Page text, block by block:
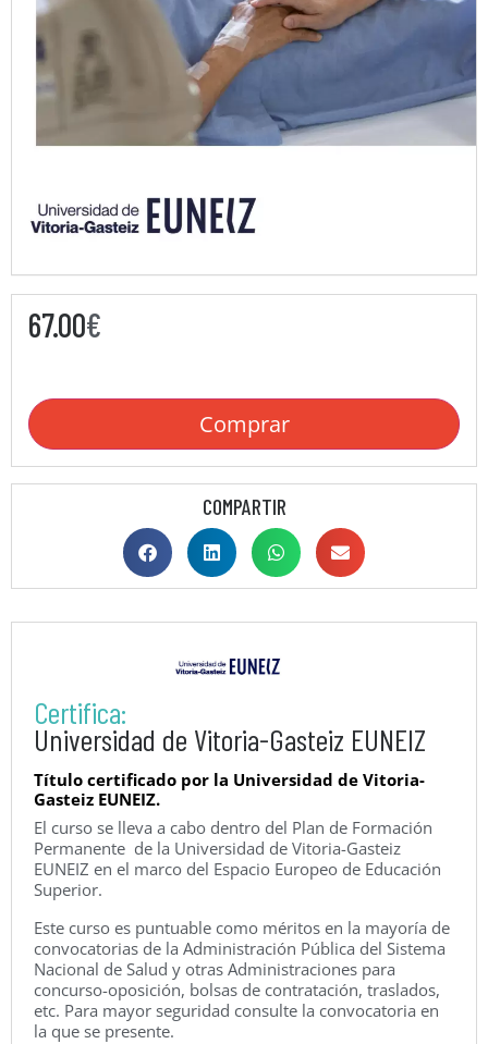
67.00€
Comprar
COMPARTIR
Certifica:
Universidad de Vitoria-Gasteiz EUNEIZ
Título certificado por la Universidad de Vitoria-
Gasteiz EUNEIZ.
El curso se lleva a cabo dentro del Plan de Formación
Permanente de la Universidad de Vitoria-Gasteiz
EUNEIZ en el marco del Espacio Europeo de Educación
Superior.
Este curso es puntuable como méritos en la mayoría de
convocatorias de la Administración Pública del Sistema
Nacional de Salud y otras Administraciones para
concurso-oposición, bolsas de contratación, traslados,
etc. Para mayor seguridad consulte la convocatoria en
la que se presente.